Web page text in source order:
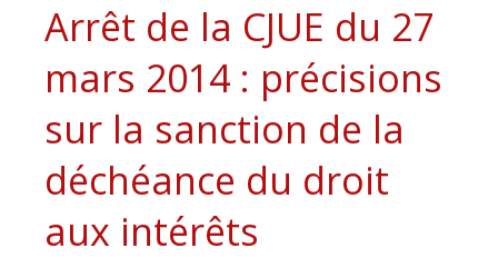
Arrêt de la CJUE du 27
mars 2014 : précisions
sur la sanction de la
déchéance du droit
aux intérêts